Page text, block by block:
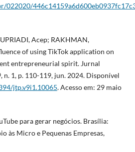
022020/
Acep; RAKHMAN,
of using TikTok application on
entrepreneurial spirit. Jurnal
n. 1, p. 110-119, jun. 2024. Disponível
jtp.v9i1.10065. Acesso em: 29 maio
para gerar negócios. Brasília:
às Micro e Pequenas Empresas,